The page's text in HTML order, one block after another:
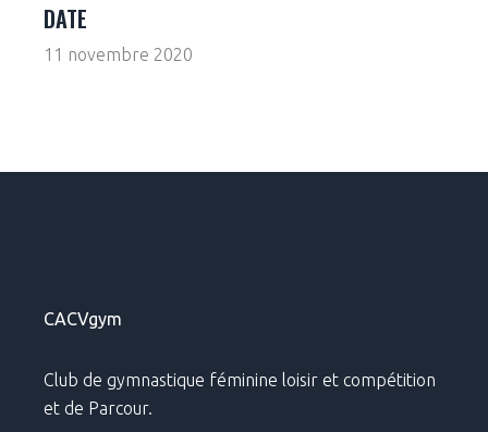
DATE
11 novembre 2020
CACVgym
Club de gymnastique féminine loisir et compétition
et de Parcour.